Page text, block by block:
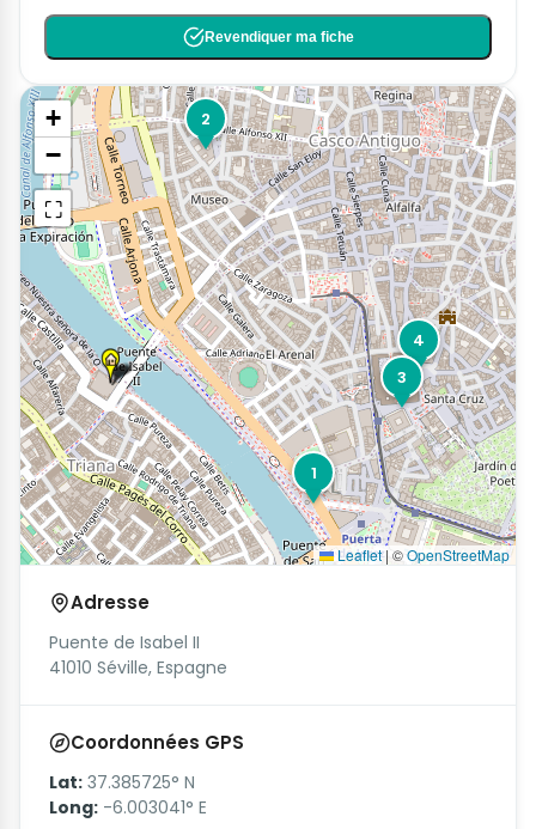
Revendiquer ma fiche
1
2
3
4
+
−
⛶
Leaflet | ©OpenStreetMap
Adresse
Puente de Isabel II
41010 Séville, Espagne
Coordonnées GPS
Lat: 37.385725° N
Long: -6.003041° E